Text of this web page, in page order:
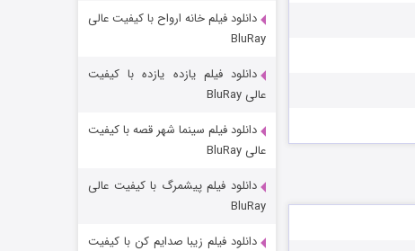
خاندان اژدها فصل ۳
دانلود فیلم خانه ارواح با کیفیت عالی
BluRay
دانلود فیلم یازده یازده با کیفیت
عالی BluRay
دانلود فیلم سینما شهر قصه با کیفیت
عالی BluRay
دانلود فیلم پیشمرگ با کیفیت عالی
BluRay
دانلود فیلم زیبا صدایم کن با کیفیت